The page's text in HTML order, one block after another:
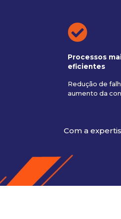
Processos
eficientes
Redução de
aumento da
Com a